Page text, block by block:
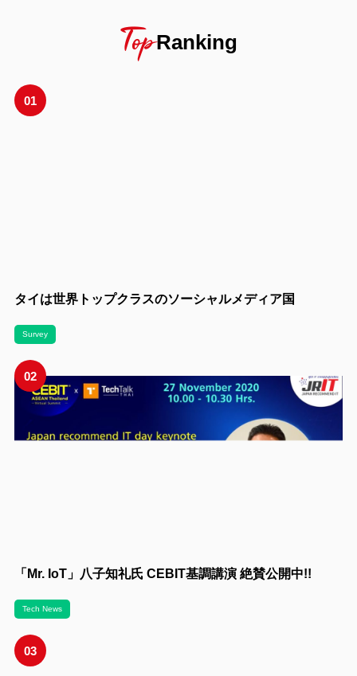
TopRanking
01
タイは世界トップクラスのソーシャルメディア国
Survey
02
「Mr. IoT」八子知礼氏 CEBIT基調講演 絶賛公開中!!
Tech News
03